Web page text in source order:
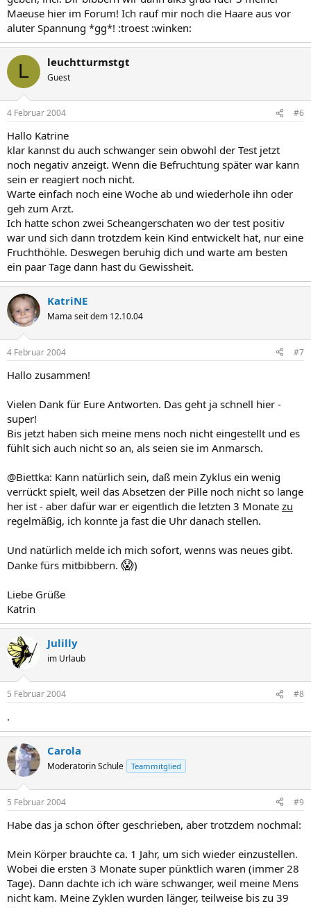
Maeuse hier im Forum! Ich rauf mir noch die Haare aus vor
aluter Spannung *gg*! :troest :winken:
L leuchtturmstgt
Guest
4 Februar 2004 #6
Hallo Katrine
klar kannst du auch schwanger sein obwohl der Test jetzt
noch negativ anzeigt. Wenn die Befruchtung später war kann
sein er reagiert noch nicht.
Warte einfach noch eine Woche ab und wiederhole ihn oder
geh zum Arzt.
Ich hatte schon zwei Scheangerschaten wo der test positiv
war und sich dann trotzdem kein Kind entwickelt hat, nur eine
Fruchthöhle. Deswegen beruhig dich und warte am besten
ein paar Tage dann hast du Gewissheit.
KatriNE
Mama seit dem 12.10.04
4 Februar 2004 #7
Hallo zusammen!
Vielen Dank für Eure Antworten. Das geht ja schnell hier -
super!
Bis jetzt haben sich meine mens noch nicht eingestellt und es
fühlt sich auch nicht so an, als seien sie im Anmarsch.
@Biettka: Kann natürlich sein, daß mein Zyklus ein wenig
verrückt spielt, weil das Absetzen der Pille noch nicht so lange
her ist - aber dafür war er eigentlich die letzten 3 Monate zu
regelmäßig, ich konnte ja fast die Uhr danach stellen.
Und natürlich melde ich mich sofort, wenns was neues gibt.
Danke fürs mitbibbern. 😱)
Liebe Grüße
Katrin
Julilly
im Urlaub
5 Februar 2004 #8
.
Carola
Moderatorin Schule Teammitglied
5 Februar 2004 #9
Habe das ja schon öfter geschrieben, aber trotzdem nochmal:
Mein Körper brauchte ca. 1 Jahr, um sich wieder einzustellen.
Wobei die ersten 3 Monate super pünktlich waren (immer 28
Tage). Dann dachte ich ich wäre schwanger, weil meine Mens
nicht kam. Meine Zyklen wurden länger, teilweise bis zu 39